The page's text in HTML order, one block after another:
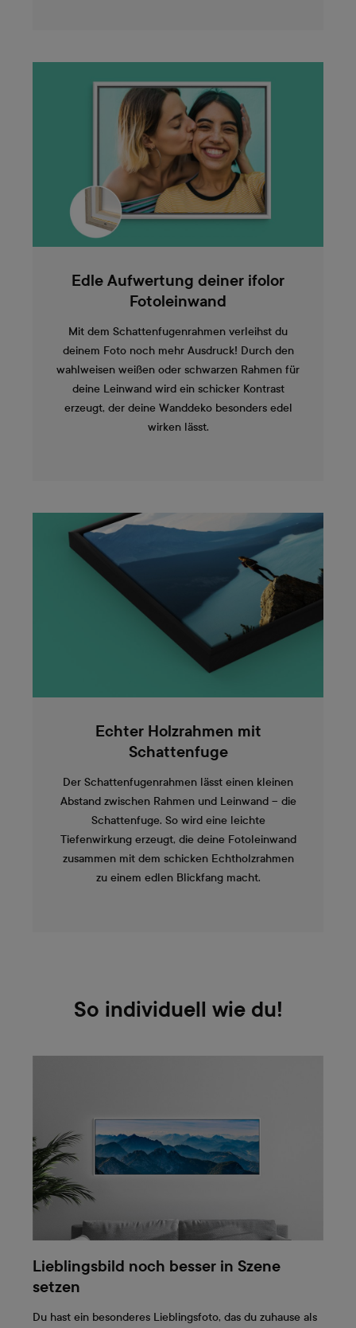
Edle Aufwertung deiner ifolor
Fotoleinwand
Mit dem Schattenfugenrahmen verleihst du
deinem Foto noch mehr Ausdruck! Durch den
wahlweisen weißen oder schwarzen Rahmen für
deine Leinwand wird ein schicker Kontrast
erzeugt, der deine Wanddeko besonders edel
wirken lässt.
Echter Holzrahmen mit
Schattenfuge
Der Schattenfugenrahmen lässt einen kleinen
Abstand zwischen Rahmen und Leinwand – die
Schattenfuge. So wird eine leichte
Tiefenwirkung erzeugt, die deine Fotoleinwand
zusammen mit dem schicken Echtholzrahmen
zu einem edlen Blickfang macht.
So individuell wie du!
Lieblingsbild noch besser in Szene
setzen
Du hast ein besonderes Lieblingsfoto, das du zuhause als